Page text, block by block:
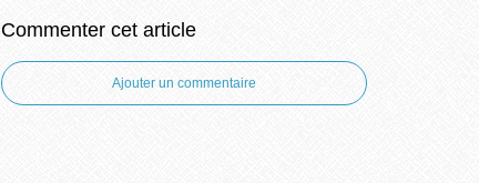
Commenter cet article
Ajouter un commentaire